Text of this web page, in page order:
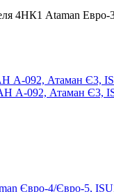
4НК1 Ataman
А-092, Атаман Є3,